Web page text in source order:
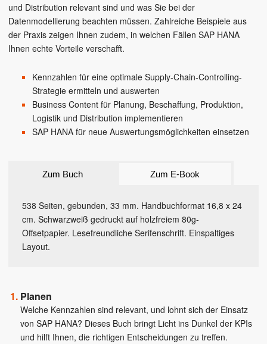
und Distribution relevant sind und was Sie bei der
Datenmodellierung beachten müssen. Zahlreiche Beispiele aus
der Praxis zeigen Ihnen zudem, in welchen Fällen SAP HANA
Ihnen echte Vorteile verschafft.
Kennzahlen für eine optimale Supply-Chain-Controlling-
Strategie ermitteln und auswerten
Business Content für Planung, Beschaffung, Produktion,
Logistik und Distribution implementieren
SAP HANA für neue Auswertungsmöglichkeiten einsetzen
Zum Buch Zum E-Book
538 Seiten, gebunden, 33 mm. Handbuchformat 16,8 x 24
cm. Schwarzweiß gedruckt auf holzfreiem 80g-
Offsetpapier. Lesefreundliche Serifenschrift. Einspaltiges
Layout.
Planen
Welche Kennzahlen sind relevant, und lohnt sich der Einsatz
von SAP HANA? Dieses Buch bringt Licht ins Dunkel der KPIs
und hilft Ihnen, die richtigen Entscheidungen zu treffen.